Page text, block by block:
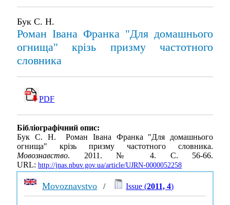
Бук С. Н.
Роман Івана Франка "Для домашнього
огнища" крізь призму частотного
словника
PDF
Бібліографічний опис:
Бук С. Н. Роман Івана Франка "Для домашнього
огнища" крізь призму частотного словника.
Мовознавство. 2011. № 4. С. 56-66.
URL: http://jnas.nbuv.gov.ua/article/UJRN-0000052258
Movoznavstvo / Issue (2011, 4)